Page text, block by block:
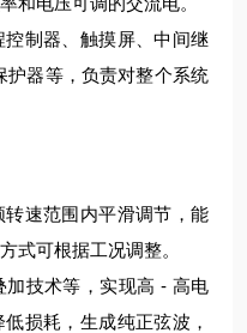
制器、触摸屏、中间继
护器等，负责对整个系统
速范围内平滑调节，能
式可根据工况调整。
加技术等，实现高 - 高电
损耗，生成纯正弦波，